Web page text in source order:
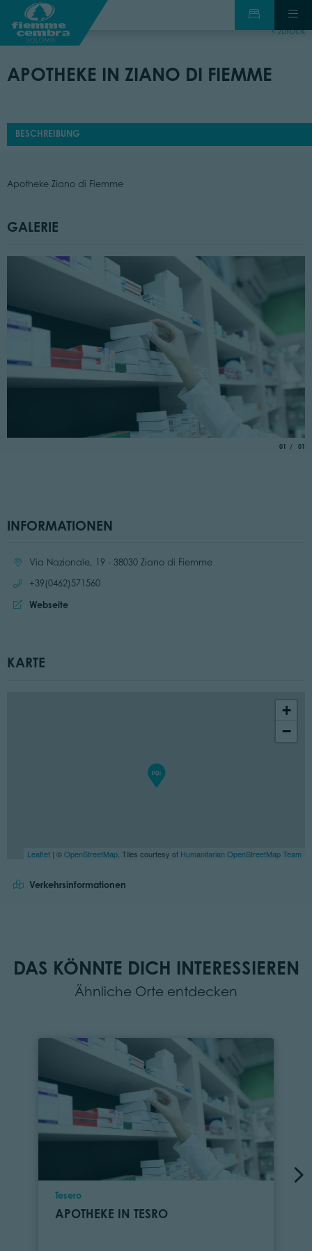
zurück
APOTHEKE IN ZIANO DI FIEMME
BESCHREIBUNG
Apotheke Ziano di Fiemme
GALERIE
01 von
01
INFORMATIONEN
Ort:
Via Nazionale, 19 - 38030 Ziano di Fiemme
Anrufen:
+39(0462)571560
Website:
Webseite
KARTE
+
−
Leaflet | ©OpenStreetMap , Tiles courtesy of Humanitarian OpenStreetMap Team
Verkehrsinformationen
DAS KÖNNTE DICH INTERESSIEREN
Ähnliche Orte entdecken
Ort
Tesero
APOTHEKE IN TESRO